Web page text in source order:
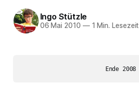
Ingo Stützle
06 Mai 2010 —1 Min. Lesezeit